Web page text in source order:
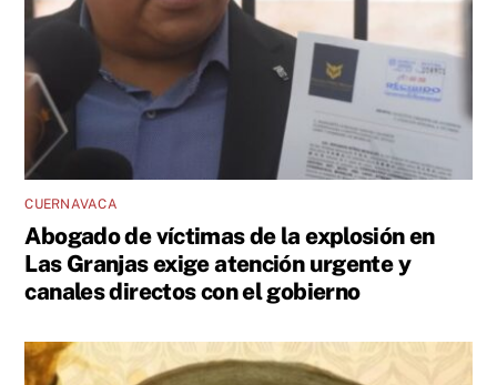
CUERNAVACA
Abogado de víctimas de la explosión en
Las Granjas exige atención urgente y
canales directos con el gobierno